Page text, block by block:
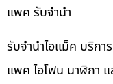
แพค รับจำนำ
รับจำนำไอแม็ค บริกา
แพค ไอโฟน นาฬิกา